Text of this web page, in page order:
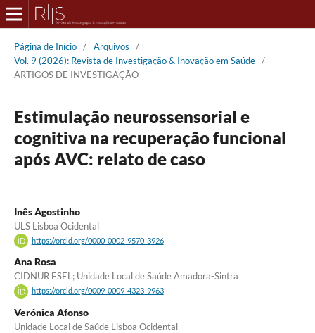
Página de Início / Arquivos
/
Vol. 9 (2026): Revista de Investigação & Inovação em Saúde /
ARTIGOS DE INVESTIGAÇÃO
Estimulação neurossensorial e
cognitiva na recuperação funcional
após AVC: relato de caso
Inês Agostinho
ULS Lisboa Ocidental
https://orcid.org/0000-0002-9570-3926
Ana Rosa
CIDNUR ESEL; Unidade Local de Saúde Amadora-Sintra
https://orcid.org/0009-0009-4323-9963
Verónica Afonso
Unidade Local de Saúde Lisboa Ocidental